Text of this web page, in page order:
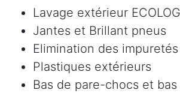
Lavage extérieur
Jantes et Brillant pneus
Elimination des
Plastiques extérieurs
Bas de pare-chocs et